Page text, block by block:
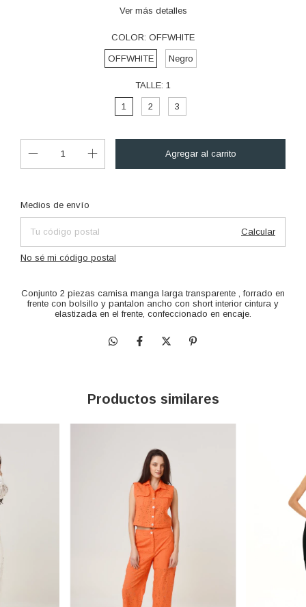
Ver más detalles
COLOR: OFFWHITE
OFFWHITE Negro
TALLE: 1
1 2 3
Entregas para el CP:
Medios de envío
Calcular
No sé mi código postal
Conjunto 2 piezas camisa manga larga transparente , forrado en
frente con bolsillo y pantalon ancho con short interior cintura y
elastizada en el frente, confeccionado en encaje.
Productos similares